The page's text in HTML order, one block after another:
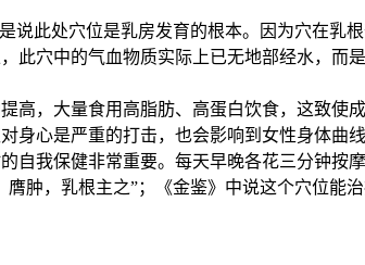
说此处穴位是乳房发育的根本。因为穴在乳
此穴中的气血物质实际上已无地部经水，
高，大量食用高脂肪、高蛋白饮食，这致使
身心是严重的打击，也会影响到女性身体
自我保健非常重要。每天早晚各花三分钟
肿，乳根主之”；《金鉴》中说这个穴位能治